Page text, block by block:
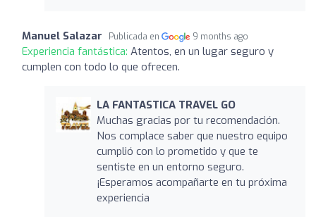
Manuel Salazar Publicada en 9 months ago
Experiencia fantástica: Atentos, en un lugar seguro y
cumplen con todo lo que ofrecen.
LA FANTASTICA TRAVEL GO
Muchas gracias por tu recomendación.
Nos complace saber que nuestro equipo
cumplió con lo prometido y que te
sentiste en un entorno seguro.
¡Esperamos acompañarte en tu próxima
experiencia